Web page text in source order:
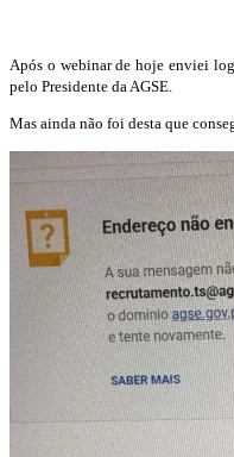
Após o webinar de hoje enviei
pelo Presidente da AGSE.
Mas ainda não foi desta que